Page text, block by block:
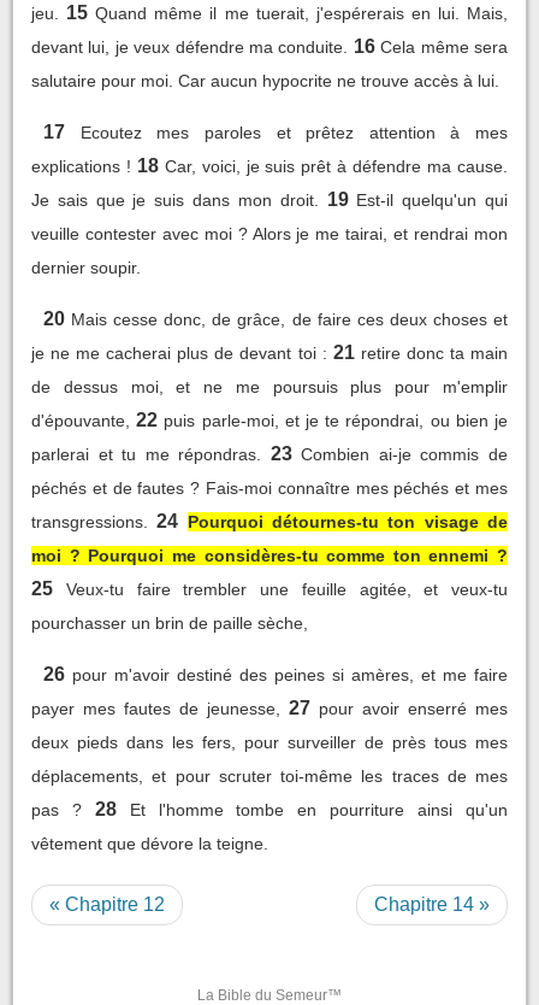
jeu.
15 Quand même il me tuerait, j'espérerais en lui. Mais,
devant lui, je veux défendre ma conduite.
16 Cela même sera
salutaire pour moi. Car aucun hypocrite ne trouve accès à lui.
17
Ecoutez mes paroles et prêtez attention à mes
explications ! 18 Car, voici, je suis prêt à défendre ma cause.
Je sais que je suis dans mon droit.
19 Est-il quelqu'un qui
veuille contester avec moi ? Alors je me tairai, et rendrai mon
dernier soupir.
20 Mais cesse donc, de grâce, de faire ces deux choses et
je ne me cacherai plus de devant toi : 21 retire donc ta main
de dessus moi, et ne me poursuis plus pour m'emplir
d'épouvante, 22 puis parle-moi, et je te répondrai, ou bien je
parlerai et tu me répondras.
23 Combien ai-je commis de
péchés et de fautes ? Fais-moi connaître mes péchés et mes
transgressions.
24 Pourquoi détournes-tu ton visage de
moi ? Pourquoi me considères-tu comme ton ennemi ?
25
Veux-tu faire trembler une feuille agitée, et veux-tu
pourchasser un brin de paille sèche,
26 pour m'avoir destiné des peines si amères, et me faire
payer mes fautes de jeunesse,
27 pour avoir enserré mes
deux pieds dans les fers, pour surveiller de près tous mes
déplacements, et pour scruter toi-même les traces de mes
pas ?
28
Et l'homme tombe en pourriture ainsi qu'un
vêtement que dévore la teigne.
« Chapitre 12 Chapitre 14 »
La Bible du Semeur™